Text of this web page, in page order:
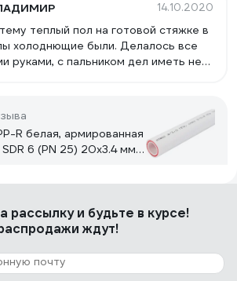
14.10.2020
теплый пол на готовой стяжке в
холоднющие были. Делалось все
руками, с пальником дел иметь не
как на фото 100 метровой
70 кв.м. еще метров 15 осталось.
по соотношению цена-
R белая, армированная
6 (PN 25) 20x3.4 мм,
качества
рассылкуи будьте в курсе!
ждут!